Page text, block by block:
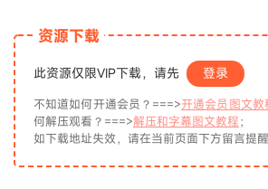
资源下载
此资源仅限VIP下载，请先 登录
不知道如何开通会员？===>开通会员图文教
何解压观看？===>解压和字幕图文教程；
如下载地址失效，请在当前页面下方留言提醒